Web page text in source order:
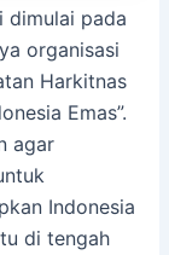
dimulai pada
organisasi
Harkitnas
Emas”.
agar
Indonesia
di tengah